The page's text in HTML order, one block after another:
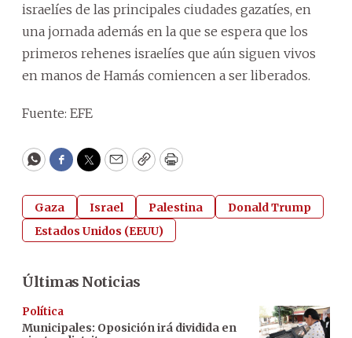
israelíes de las principales ciudades gazatíes, en
una jornada además en la que se espera que los
primeros rehenes israelíes que aún siguen vivos
en manos de Hamás comiencen a ser liberados.
Fuente: EFE
WhatsApp
Facebook
Twitter
EmailCopyPrint
Gaza Israel Palestina
Donald Trump
Estados Unidos (EEUU)
Últimas Noticias
Política
Municipales: Oposición irá dividida en